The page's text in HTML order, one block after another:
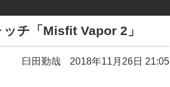
チ「Misfit Vapor 2」
臼田勤哉 2018年11月26日 21:05